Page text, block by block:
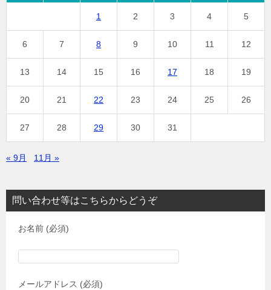
1 2 3 4 5
6 7 8 9 10 11 12
13 14 15 16 17 18 19
20 21 22 23 24 25 26
27 28 29 30 31
« 9月 11月 »
問い合わせ等はこちらからどうぞ
お名前 (必須)
メールアドレス (必須)